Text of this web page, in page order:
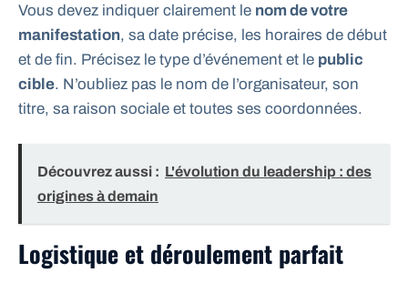
Vous devez indiquer clairement le nom de votre
manifestation, sa date précise, les horaires de début
et de fin. Précisez le type d’événement et le public
cible. N’oubliez pas le nom de l’organisateur, son
titre, sa raison sociale et toutes ses coordonnées.
Découvrez aussi : L'évolution du leadership : des
origines à demain
Logistique et déroulement parfait